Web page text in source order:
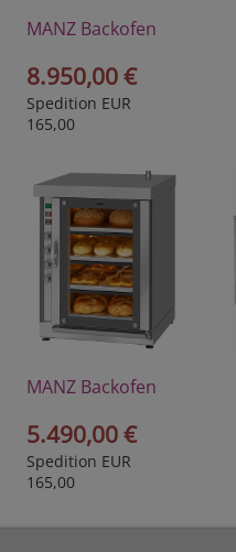
MANZ Backofen
8.950,00 €
Spedition EUR
165,00
MANZ Backofen
5.490,00 €
Spedition EUR
165,00